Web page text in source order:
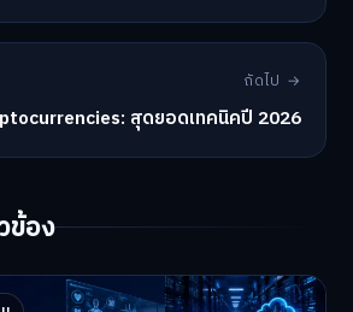
ถัดไป →
สุดยอดเทคนิคปี 2026
ข้อง